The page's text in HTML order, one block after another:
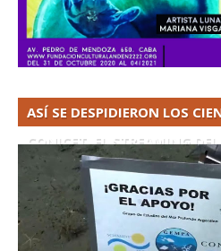
ASÍ SE DESPIDIERON LOS
CONICET. EL STREAMING